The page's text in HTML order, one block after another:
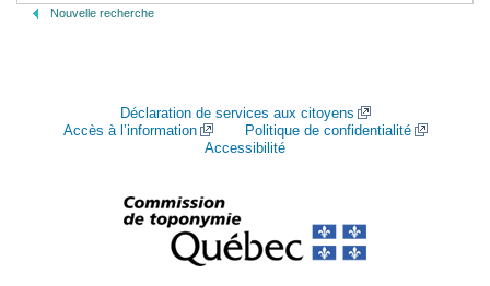
Nouvelle recherche
Déclaration de services aux citoyens
Accès à l’information
Politique de confidentialité
Accessibilité